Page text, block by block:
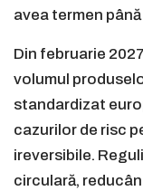
avea termen
Din februarie
volumul
standardizat
cazurilor de risc
ireversibile.
circulară,